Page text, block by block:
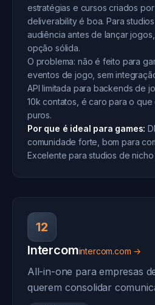
estratégias e cursos criados
deliverability é boa. Para
audiência antes de lançar
opção sólida.
O problema: não é feito para
eventos de jogo, sem
API limitada para backends de
10k contatos, é caro para o
puros.
Por que é ideal para games:
comunidade forte, bom para
Excelente para studios de
12
Intercomintercom.com →
All-in-one para empresas
querem consolidar